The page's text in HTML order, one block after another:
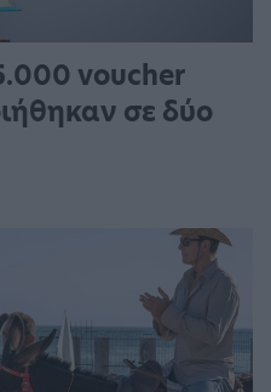
voucher
σε δύο